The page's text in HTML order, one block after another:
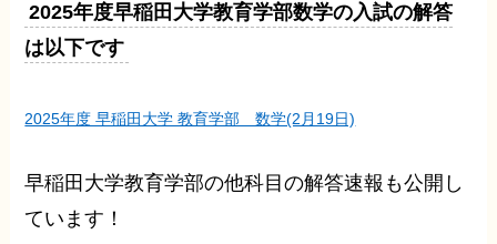
2025年度早稲田大学教育学部数学の入試の解答
は以下です
2025年度 早稲田大学 教育学部 数学(2月19日)
早稲田大学教育学部の他科目の解答速報も公開し
ています！